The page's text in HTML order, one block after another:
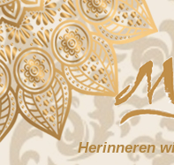
Herinneren